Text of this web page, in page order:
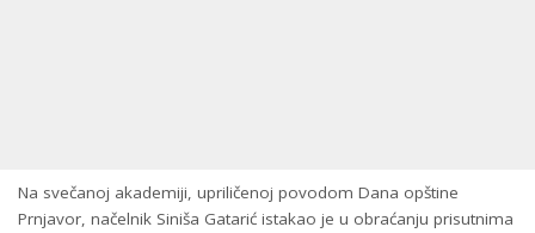
Na svečanoj akademiji, upriličenoj povodom Dana opštine
Prnjavor, načelnik Siniša Gatarić istakao je u obraćanju prisutnima